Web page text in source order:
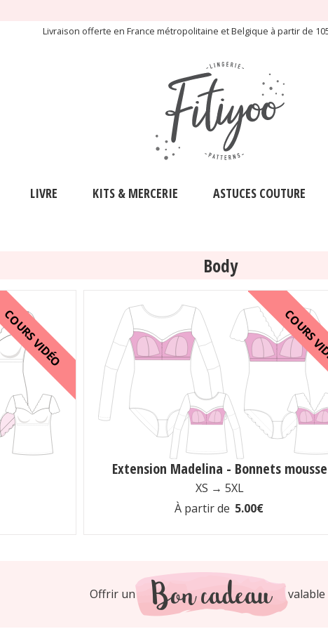
Livraison offerte en France métropolitaine et Belgique à partir de
LIVRE KITS & MERCERIE ASTUCES COUTURE
Body
COURS VIDÉO
Extension Madelina - Bonnets mousse
XS → 5XL
À partir de 5.00€
COURS
Offrir un valable